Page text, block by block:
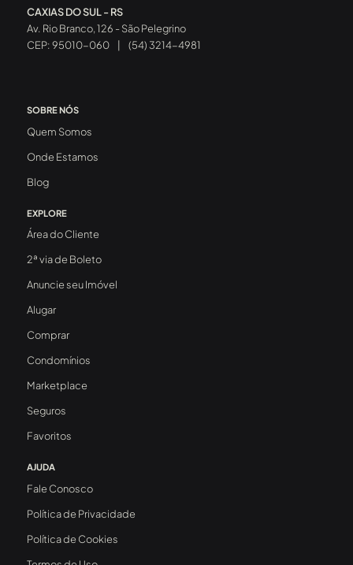
CAXIAS DO SUL - RS
Av. Rio Branco, 126 - São Pelegrino
CEP: 95010-060
(54) 3214-4981
SOBRE NÓS
Quem Somos
Onde Estamos
Blog
EXPLORE
Área do Cliente
2ª via de Boleto
Anuncie seu Imóvel
Alugar
Comprar
Condomínios
Marketplace
Seguros
Favoritos
AJUDA
Fale Conosco
Política de Privacidade
Política de Cookies